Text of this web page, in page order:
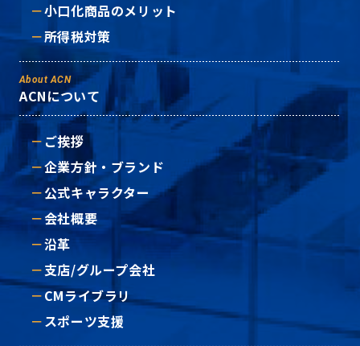
小口化商品のメリット
所得税対策
About ACN
ACNについて
ご挨拶
企業方針・ブランド
公式キャラクター
会社概要
沿革
支店/グループ会社
CMライブラリ
スポーツ支援